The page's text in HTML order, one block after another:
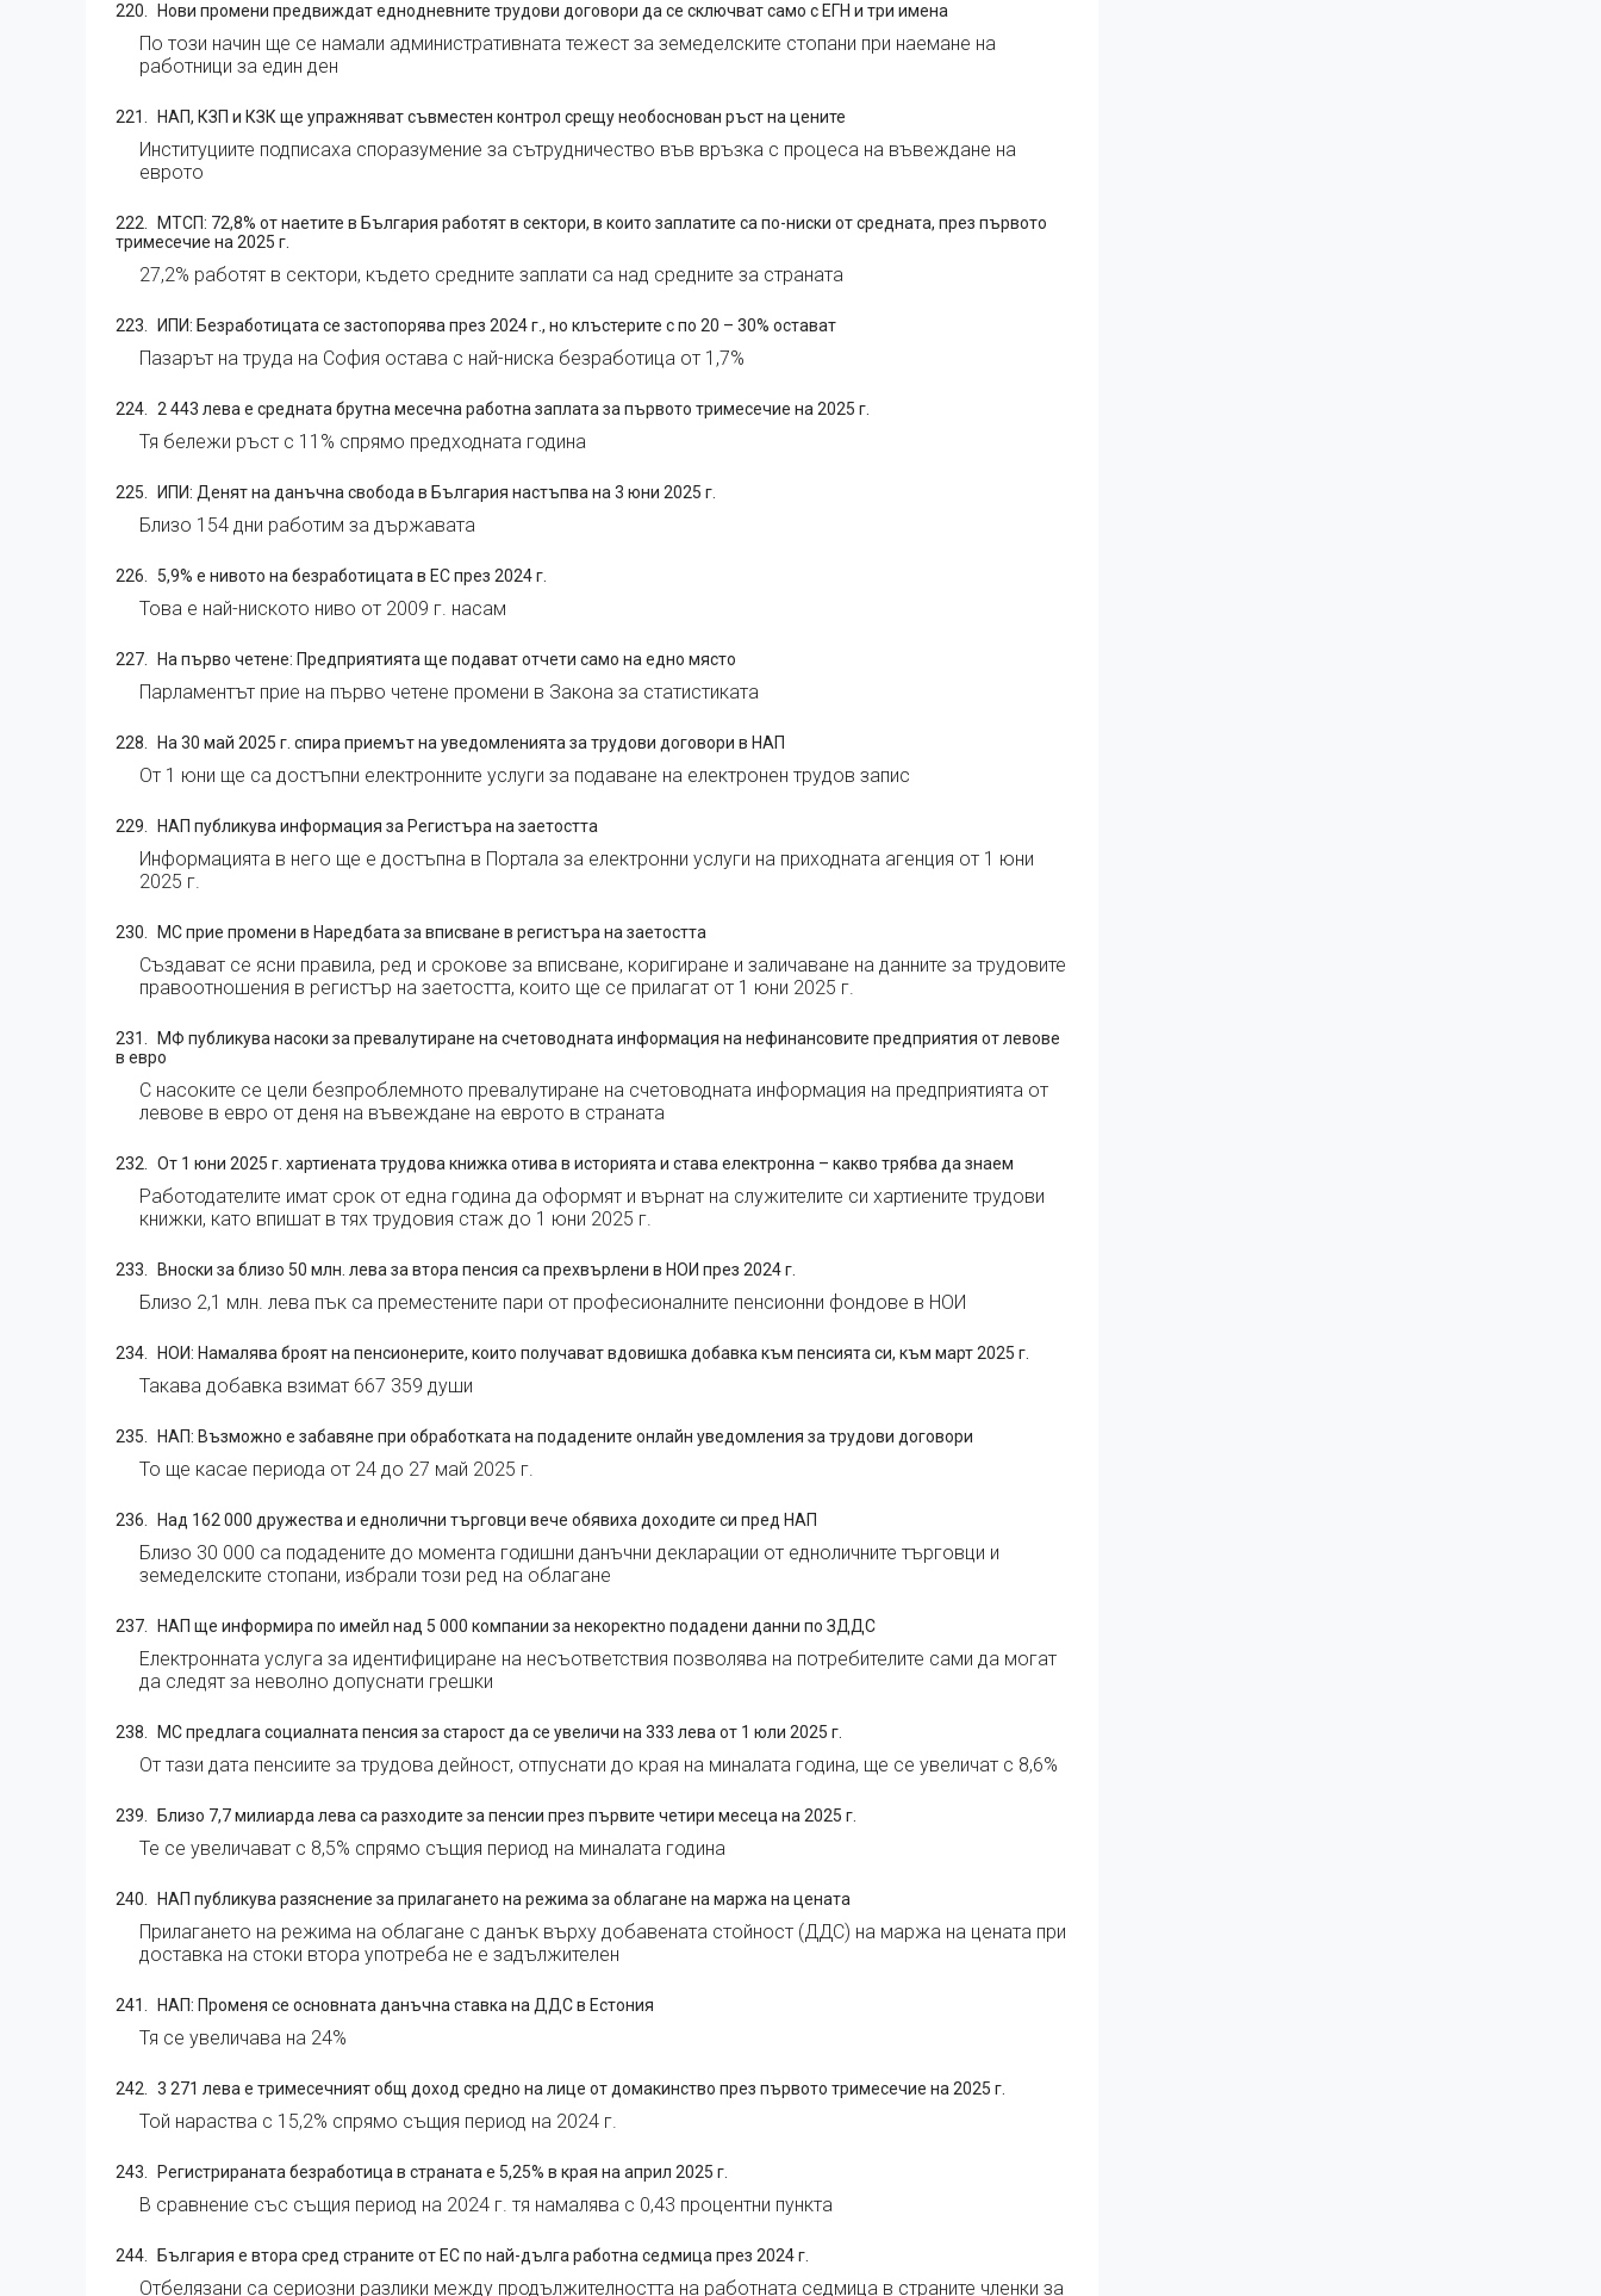
Нови промени предвиждат еднодневните трудови договори да се сключват само с ЕГН и три имена
По този начин ще се намали административната тежест за земеделските стопани при наемане на
работници за един ден
НАП, КЗП и КЗК ще упражняват съвместен контрол срещу необоснован ръст на цените
Институциите подписаха споразумение за сътрудничество във връзка с процеса на въвеждане на
еврото
МТСП: 72,8% от наетите в България работят в сектори, в които заплатите са по-ниски от средната, през първото
тримесечие на 2025 г.
27,2% работят в сектори, където средните заплати са над средните за страната
ИПИ: Безработицата се застопорява през 2024 г., но клъстерите с по 20 – 30% остават
Пазарът на труда на София остава с най-ниска безработица от 1,7%
2 443 лева е средната брутна месечна работна заплата за първото тримесечие на 2025 г.
Тя бележи ръст с 11% спрямо предходната година
ИПИ: Денят на данъчна свобода в България настъпва на 3 юни 2025 г.
Близо 154 дни работим за държавата
5,9% е нивото на безработицата в ЕС през 2024 г.
Това е най-ниското ниво от 2009 г. насам
На първо четене: Предприятията ще подават отчети само на едно място
Парламентът прие на първо четене промени в Закона за статистиката
На 30 май 2025 г. спира приемът на уведомленията за трудови договори в НАП
От 1 юни ще са достъпни електронните услуги за подаване на електронен трудов запис
НАП публикува информация за Регистъра на заетостта
Информацията в него ще е достъпна в Портала за електронни услуги на приходната агенция от 1 юни
2025 г.
МС прие промени в Наредбата за вписване в регистъра на заетостта
Създават се ясни правила, ред и срокове за вписване, коригиране и заличаване на данните за трудовите
правоотношения в регистър на заетостта, които ще се прилагат от 1 юни 2025 г.
МФ публикува насоки за превалутиране на счетоводната информация на нефинансовите предприятия от левове
в евро
С насоките се цели безпроблемното превалутиране на счетоводната информация на предприятията от
левове в евро от деня на въвеждане на еврото в страната
От 1 юни 2025 г. хартиената трудова книжка отива в историята и става електронна – какво трябва да знаем
Работодателите имат срок от една година да оформят и върнат на служителите си хартиените трудови
книжки, като впишат в тях трудовия стаж до 1 юни 2025 г.
Вноски за близо 50 млн. лева за втора пенсия са прехвърлени в НОИ през 2024 г.
Близо 2,1 млн. лева пък са преместените пари от професионалните пенсионни фондове в НОИ
НОИ: Намалява броят на пенсионерите, които получават вдовишка добавка към пенсията си, към март 2025 г.
Такава добавка взимат 667 359 души
НАП: Възможно е забавяне при обработката на подадените онлайн уведомления за трудови договори
То ще касае периода от 24 до 27 май 2025 г.
Над 162 000 дружества и еднолични търговци вече обявиха доходите си пред НАП
Близо 30 000 са подадените до момента годишни данъчни декларации от едноличните търговци и
земеделските стопани, избрали този ред на облагане
НАП ще информира по имейл над 5 000 компании за некоректно подадени данни по ЗДДС
Електронната услуга за идентифициране на несъответствия позволява на потребителите сами да могат
да следят за неволно допуснати грешки
МС предлага социалната пенсия за старост да се увеличи на 333 лева от 1 юли 2025 г.
От тази дата пенсиите за трудова дейност, отпуснати до края на миналата година, ще се увеличат с 8,6%
Близо 7,7 милиарда лева са разходите за пенсии през първите четири месеца на 2025 г.
Те се увеличават с 8,5% спрямо същия период на миналата година
НАП публикува разяснение за прилагането на режима за облагане на маржа на цената
Прилагането на режима на облагане с данък върху добавената стойност (ДДС) на маржа на цената при
доставка на стоки втора употреба не е задължителен
НАП: Променя се основната данъчна ставка на ДДС в Естония
Тя се увеличава на 24%
3 271 лева е тримесечният общ доход средно на лице от домакинство през първото тримесечие на 2025 г.
Той нараства с 15,2% спрямо същия период на 2024 г.
Регистрираната безработица в страната е 5,25% в края на април 2025 г.
В сравнение със същия период на 2024 г. тя намалява с 0,43 процентни пункта
България е втора сред страните от ЕС по най-дълга работна седмица през 2024 г.
Отбелязани са сериозни разлики между продължителността на работната седмица в страните членки за